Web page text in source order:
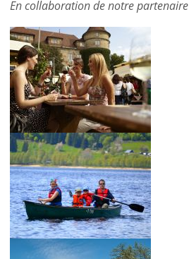
En collaboration de notre partenaire